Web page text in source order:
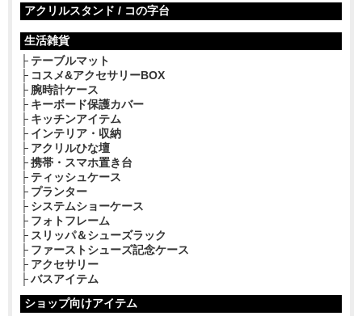
アクリルスタンド / コの字台
生活雑貨
テーブルマット
コスメ&アクセサリーBOX
腕時計ケース
キーボード保護カバー
キッチンアイテム
インテリア・収納
アクリルひな壇
携帯・スマホ置き台
ティッシュケース
プランター
システムショーケース
フォトフレーム
スリッパ＆シューズラック
ファーストシューズ記念ケース
アクセサリー
バスアイテム
ショップ向けアイテム